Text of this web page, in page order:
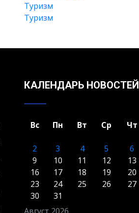
Туризм
Туризм
КАЛЕНДАРЬ НОВОСТЕЙ
Вс Пн Вт Ср Чт
2
3 4 5 6
9
10 11 12 13
16
17 18 19 20
23
24 25 26 27
30
31